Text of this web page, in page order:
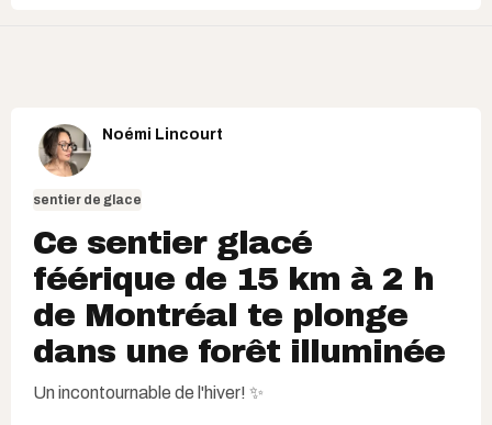
Noémi Lincourt
sentier de glace
Ce sentier glacé
féérique de 15 km à 2 h
de Montréal te plonge
dans une forêt illuminée
Un incontournable de l'hiver! ✨